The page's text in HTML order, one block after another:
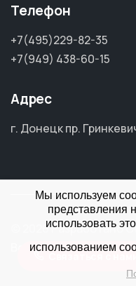
Телефон
+7(495)229-82-35
+7(949) 438-60-15
Адрес
г. Донецк пр.
© 2026 Разработано
Все права защищены
Мы используем
представления
использовать
использованием